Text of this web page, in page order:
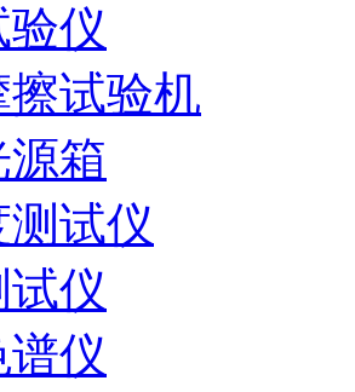
仪
试验机
箱
试仪
仪
仪